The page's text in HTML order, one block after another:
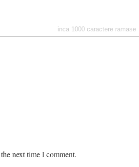
inca 1000 caractere ramase
next time I comment.